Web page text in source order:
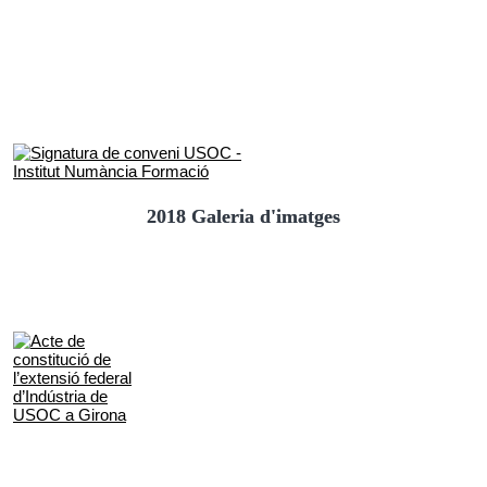
2018 Galeria d'imatges